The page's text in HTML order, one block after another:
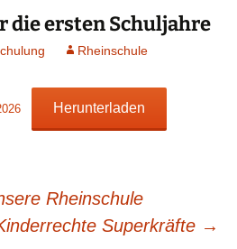
die ersten Schuljahre
Rheinschule
Herunterladen
Rheinschule
Superkräfte →